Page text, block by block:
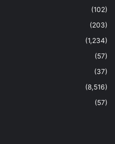
(102)
(203)
(1,234)
(57)
(37)
(8,516)
(57)